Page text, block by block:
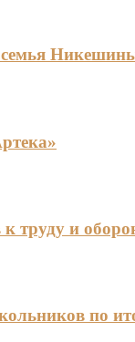
семья
труду и
по